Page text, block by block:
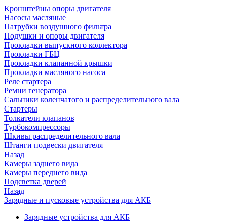
Кронштейны опоры двигателя
Насосы масляные
Патрубки воздушного фильтра
Подушки и опоры двигателя
Прокладки выпускного коллектора
Прокладки ГБЦ
Прокладки клапанной крышки
Прокладки масляного насоса
Реле стартера
Ремни генератора
Сальники коленчатого и распределительного вала
Стартеры
Толкатели клапанов
Турбокомпрессоры
Шкивы распределительного вала
Штанги подвески двигателя
Назад
Камеры заднего вида
Камеры переднего вида
Подсветка дверей
Назад
Зарядные и пусковые устройства для АКБ
Зарядные устройства для АКБ